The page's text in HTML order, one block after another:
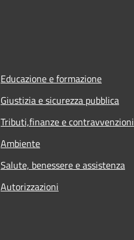
Educazione e formazione
Giustizia e sicurezza pubblica
Tributi,finanze e contravvenzioni
Ambiente
Salute, benessere e assistenza
Autorizzazioni